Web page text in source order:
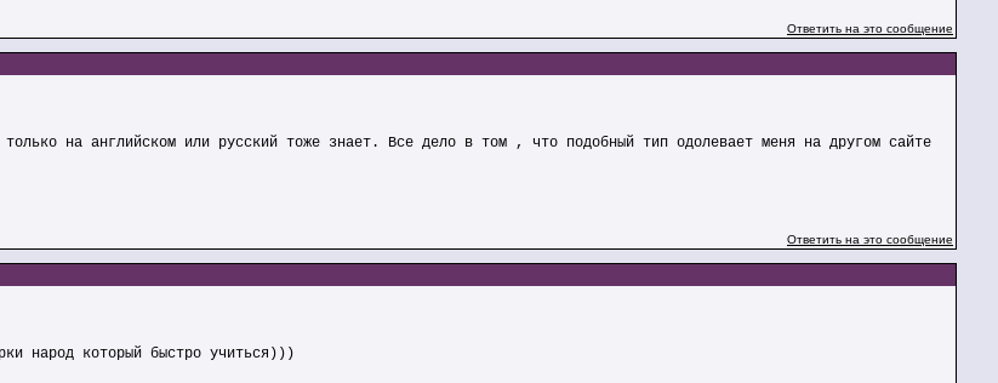
Ответить на это сообщение
на английском или русский тоже знает. Все дело в том , что подобный тип одолевает меня на другом сайте
Ответить на это сообщение
народ который быстро учиться)))